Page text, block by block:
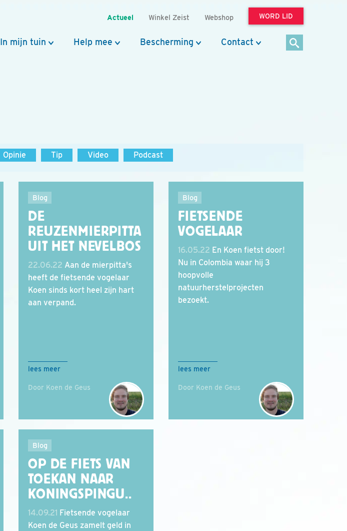
Actueel Winkel Zeist Webshop WORD LID
In mijn tuin Help mee Bescherming Contact
Opinie Tip Video Podcast
Blog
DE
REUZENMIERPITTA
UIT HET NEVELBOS
22.06.22 Aan de mierpitta's
heeft de fietsende vogelaar
Koen sinds kort heel zijn hart
aan verpand.
lees meer
Door Koen de Geus
Blog
FIETSENDE
VOGELAAR
16.05.22 En Koen fietst door!
Nu in Colombia waar hij 3
hoopvolle
natuurherstelprojecten
bezoekt.
lees meer
Door Koen de Geus
Blog
OP DE FIETS VAN
TOEKAN NAAR
KONINGSPINGU..
14.09.21 Fietsende vogelaar
Koen de Geus zamelt geld in